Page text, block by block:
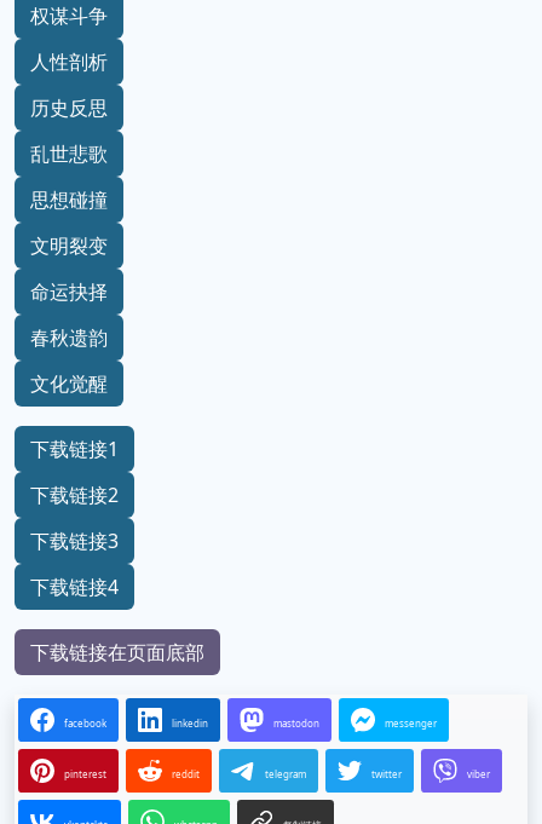
权谋斗争
人性剖析
历史反思
乱世悲歌
思想碰撞
文明裂变
命运抉择
春秋遗韵
文化觉醒
下载链接1
下载链接2
下载链接3
下载链接4
下载链接在页面底部
facebook linkedin mastodon messenger
pinterest reddit telegram twitter viber